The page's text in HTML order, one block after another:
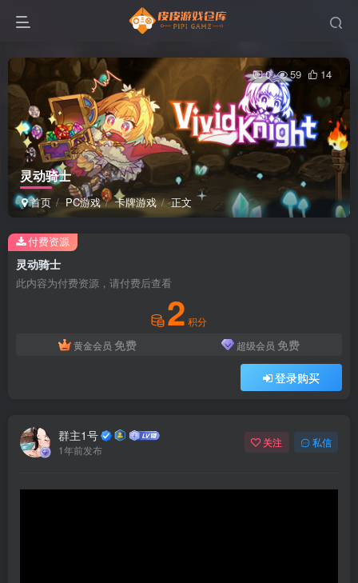
灵动骑士
首页 PC游戏 卡牌游戏 正文
0 59 14
灵动骑士
此内容为付费资源，请付费后查看
2 积分
黄金会员 免费 超级会员 免费
登录购买
付费资源
群主1号
1年前发布
关注 私信